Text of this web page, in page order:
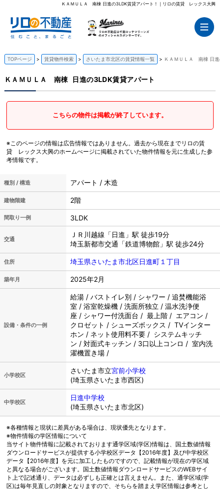
ＫＡＭＵＬＡ 南棟 日進の3LDK賃貸アパート！｜リロの賃貸 レックス大興
TOPページ 賃貸物件検索 さいたま市北区の賃貸情報一覧 ＫＡＭＵＬＡ 南棟 日
ＫＡＭＵＬＡ 南棟 日進の3LDK賃貸アパート
こちらの物件は掲載が終了しています。
※このページの情報は広告情報ではありません。過去から現在までリロの賃
貸 レックス大興のホームぺージに掲載されていた物件情報を元に生成した参
考情報です。
種別 / 構造 アパート / 木造
建物階建 2階
間取り一例 3LDK
交通
ＪＲ川越線「日進」駅 徒歩19分
埼玉新都市交通「鉄道博物館」駅 徒歩24分
住所 埼玉県さいたま市北区日進町１丁目
築年月 2025年2月
設備・条件の一例
給湯 / バストイレ別 / シャワー / 追焚機能浴
室 / 浴室乾燥機 / 洗面所独立 / 温水洗浄便
座 / シャワー付洗面台 / 最上階 / エアコン /
クロゼット / シューズボックス / TVインター
ホン / ネット使用料不要 / システムキッチ
ン / 対面式キッチン / 3口以上コンロ / 室内洗
濯機置き場 /
小学校区
さいたま市立宮前小学校
(埼玉県さいたま市西区)
中学校区
日進中学校
(埼玉県さいたま市北区)
※各種情報と現状に差異がある場合は、現状優先となります。
※物件情報の学区情報について
当サイト物件情報に記載されております通学区域(学区)情報は、国土数値情報
ダウンロードサービスが提供する小学校区データ【2016年度】及び中学校区
データ【2016年度】を元に加工したものですので、記載情報が現在の学区域
と異なる場合がございます。国土数値情報ダウンロードサービスのWEBサイ
ト上で記述通り、データは必ずしも正確とは言えません。また、通学区域(学
区)は毎年見直しの対象となりますので、そちらを踏まえ学区情報は参考とし